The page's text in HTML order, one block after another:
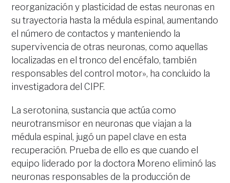
reorganización y plasticidad de estas neuronas en
su trayectoria hasta la médula espinal, aumentando
el número de contactos y manteniendo la
supervivencia de otras neuronas, como aquellas
localizadas en el tronco del encéfalo, también
responsables del control motor», ha concluido la
investigadora del CIPF.
La serotonina, sustancia que actúa como
neurotransmisor en neuronas que viajan a la
médula espinal, jugó un papel clave en esta
recuperación. Prueba de ello es que cuando el
equipo liderado por la doctora Moreno eliminó las
neuronas responsables de la producción de